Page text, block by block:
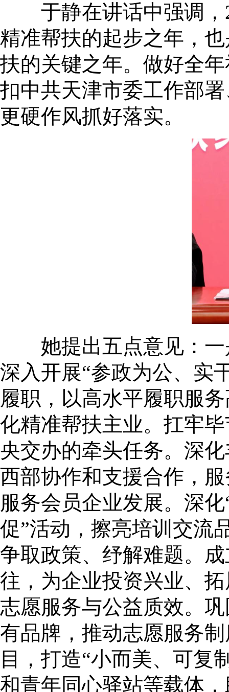
于静在讲话中强调，
精准帮扶的起步之年，
扶的关键之年。做好全
扣中共天津市委工作部
更硬作风抓好落实。
她提出五点意见：一
深入开展“参政为公、实
履职，以高水平履职服
化精准帮扶主业。扛牢
央交办的牵头任务。深
西部协作和支援合作，
服务会员企业发展。深
促”活动，擦亮培训交流
争取政策、纾解难题。
往，为企业投资兴业、
志愿服务与公益质效。
有品牌，推动志愿服务
目，打造“小而美、可复
和青年同心驿站等载体